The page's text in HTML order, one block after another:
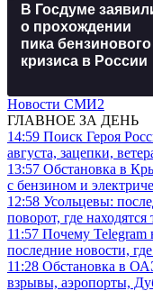
В Госдуме
о прохождении
пика бензинового
кризиса в России
Новости СМИ2
ГЛАВНОЕ ЗА ДЕНЬ
14:59 Поиск Героя
августа, зацепки,
13:57 Обстановка в
с бензином и
12:58 Усольцевы:
поворот, где
11:57 Почему Telegram
последние новости,
11:28 Обстановка в
взрывы, аэропорты,